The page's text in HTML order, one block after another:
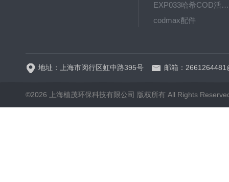
EXP033哈希COD活塞泵价格 EXP033
codmax配件
地址：上海市闵行区虹中路395号 邮箱：
©2026 上海植茂环保科技有限公司 版权所有 All Rights